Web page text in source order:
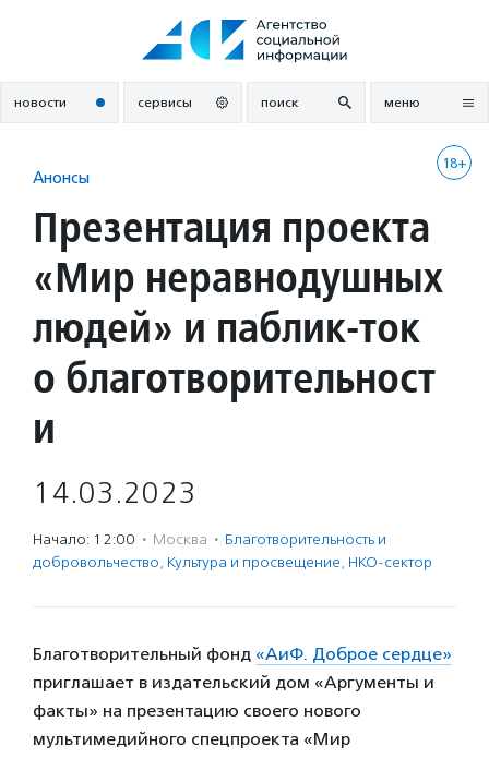
новости сервисы поиск меню
18+
Анонсы
Презентация проекта
«Мир неравнодушных
людей» и паблик-ток
о благотворительност
и
14.03.2023
Начало: 12:00 · Москва · Благотвори­тель­ность и
доброволь­чест­во, Культура и просвещение, НКО-сектор
Благотворительный фонд «АиФ. Доброе сердце»
приглашает в издательский дом «Аргументы и
факты» на презентацию своего нового
мультимедийного спецпроекта «Мир